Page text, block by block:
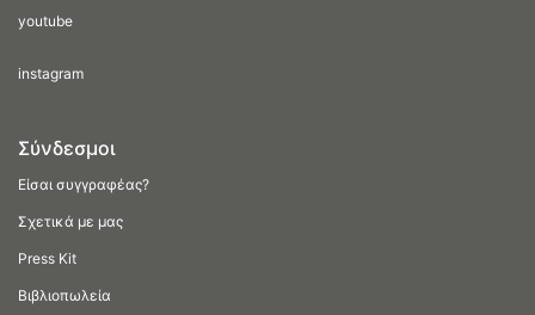
youtube
instagram
Σύνδεσμοι
Είσαι συγγραφέας?
Σχετικά με μας
Press Kit
Βιβλιοπωλεία